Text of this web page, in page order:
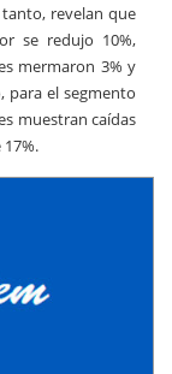
revelan que
se redujo 10%,
mermaron 3% y
para el segmento
muestran caídas